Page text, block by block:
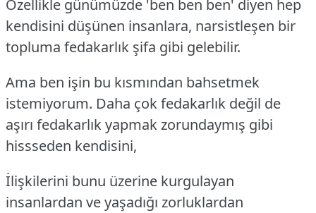
Özellikle günümüzde 'ben ben ben' diyen hep
kendisini düşünen insanlara, narsistleşen bir
topluma fedakarlık şifa gibi gelebilir.
Ama ben işin bu kısmından bahsetmek
istemiyorum. Daha çok fedakarlık değil de
aşırı fedakarlık yapmak zorundaymış gibi
hissseden kendisini,
İlişkilerini bunu üzerine kurgulayan
insanlardan ve yaşadığı zorluklardan